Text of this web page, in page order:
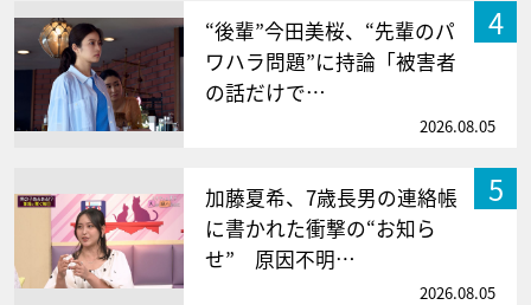
4
“後輩”今田美桜、“先輩のパ
ワハラ問題”に持論「被害者
の話だけで…
2026.08.05
5
加藤夏希、7歳長男の連絡帳
に書かれた衝撃の“お知ら
せ” 原因不明…
2026.08.05